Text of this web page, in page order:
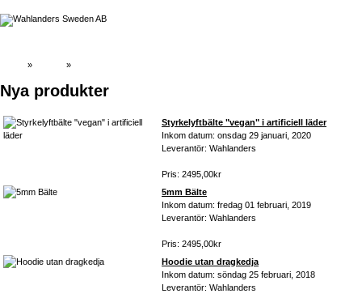
» »
Nya produkter
Styrkelyftbälte "vegan" i artificiell läder
Inkom datum: onsdag 29 januari, 2020
Leverantör: Wahlanders
Pris: 2495,00kr
5mm Bälte
Inkom datum: fredag 01 februari, 2019
Leverantör: Wahlanders
Pris: 2495,00kr
Hoodie utan dragkedja
Inkom datum: söndag 25 februari, 2018
Leverantör: Wahlanders